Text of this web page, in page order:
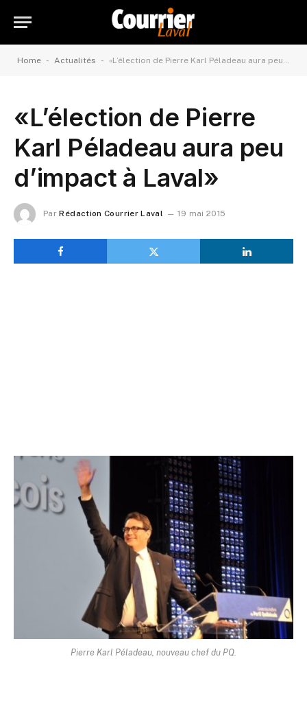
Home - Actualités - «L’élection de Pierre Karl Péladeau aura peu d’impact à Laval»
«L’élection de Pierre
Karl Péladeau aura peu
d’impact à Laval»
Par Rédaction Courrier Laval 19 mai 2015
Pierre Karl Péladeau, nouveau chef du PQ.